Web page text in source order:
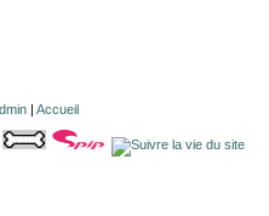
| Accueil